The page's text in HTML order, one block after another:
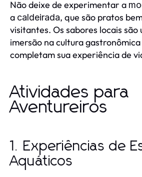
Não deixe de experimentar a
a caldeirada, que são pratos
visitantes. Os sabores locais
imersão na cultura
completam sua experiência de
Atividades para
Aventureiros
1. Experiências de
Aquáticos